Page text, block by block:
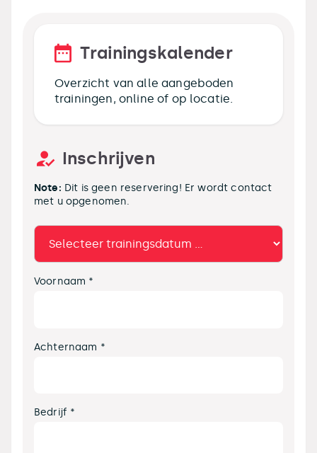
Trainingskalender
Overzicht van alle aangeboden
trainingen, online of op locatie.
Inschrijven
Note: Dit is geen reservering! Er wordt contact
met u opgenomen.
Voornaam *
Achternaam *
Bedrijf *